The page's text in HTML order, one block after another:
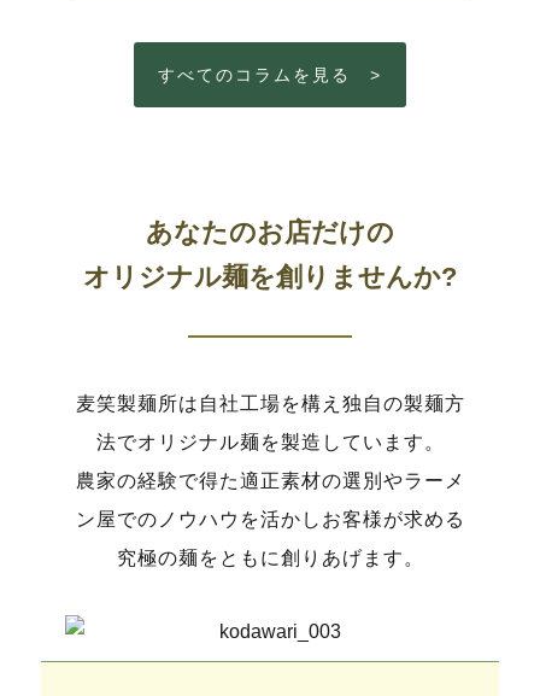
すべてのコラムを見る >
あなたのお店だけの
オリジナル麺を創りませんか?
麦笑製麺所は自社工場を構え独自の製麺方
法でオリジナル麺を製造しています。
農家の経験で得た適正素材の選別やラーメ
ン屋でのノウハウを活かしお客様が求める
究極の麺をともに創りあげます。